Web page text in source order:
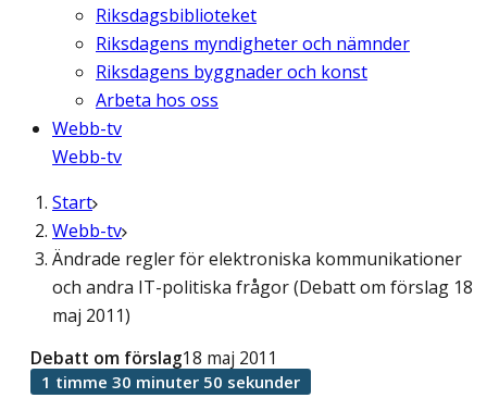
Riksdagsbiblioteket
Riksdagens myndigheter och nämnder
Riksdagens byggnader och konst
Arbeta hos oss
Webb-tv
Webb-tv
Start
Webb-tv
Ändrade regler för elektroniska kommunikationer
och andra IT-politiska frågor (Debatt om förslag 18
maj 2011)
Debatt om förslag18 maj 2011
1 timme 30 minuter 50 sekunder